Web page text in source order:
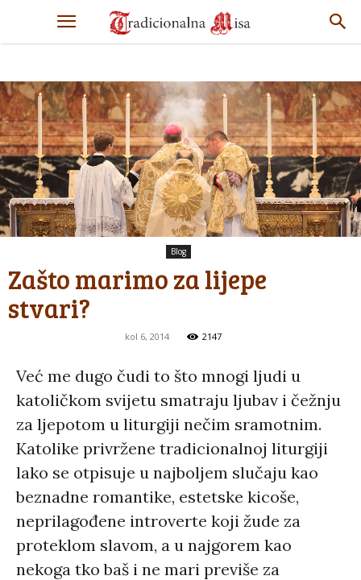
Blog
Zašto marimo za lijepe
stvari?
kol 6, 2014 2147
Već me dugo čudi to što mnogi ljudi u
katoličkom svijetu smatraju ljubav i čežnju
za ljepotom u liturgiji nečim sramotnim.
Katolike privržene tradicionalnoj liturgiji
lako se otpisuje u najboljem slučaju kao
beznadne romantike, estetske kicoše,
neprilagođene introverte koji žude za
proteklom slavom, a u najgorem kao
nekoga tko baš i ne mari previše za